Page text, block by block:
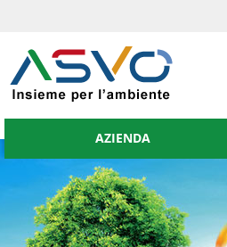
AZIENDA